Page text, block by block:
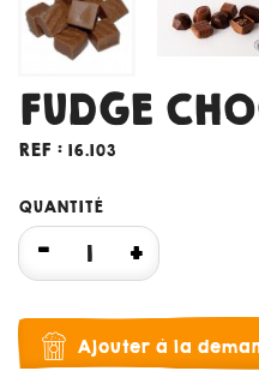
FUDGE
REF : 16.103
QUANTITÉ
Ajouter à la